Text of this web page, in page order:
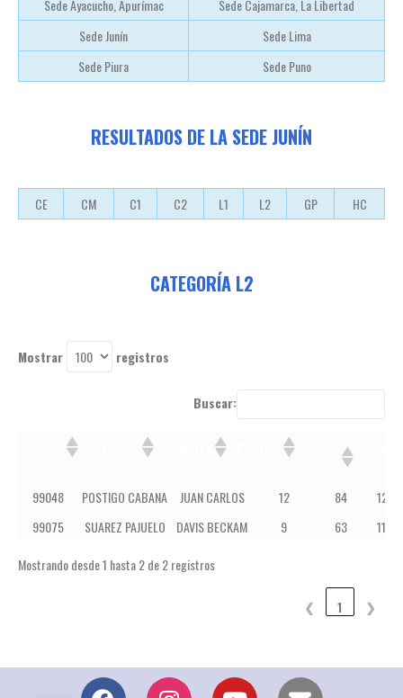
Sede Ayacucho, Apurímac
Sede Cajamarca, La Libertad
Sede Junín
Sede Lima
Sede Piura
Sede Puno
RESULTADOS DE LA SEDE JUNÍN
CE CM C1 C2 L1 L2 GP HC
CATEGORÍA L2
Mostrar registros
Buscar:
Código
Apellidos Nombres Puntaje
Sum.
Hora
99048 POSTIGO CABANA JUAN CARLOS 12 84
12:41
99075
SUAREZ PAJUELO DAVIS BECKAM 9 63
11:57
Mostrando desde 1 hasta 2 de 2 registros
❮ 1 ❯